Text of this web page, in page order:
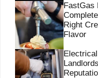
FastGas
Right
Flavor